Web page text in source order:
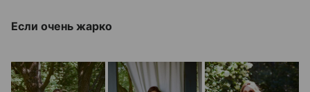
Если очень жарко